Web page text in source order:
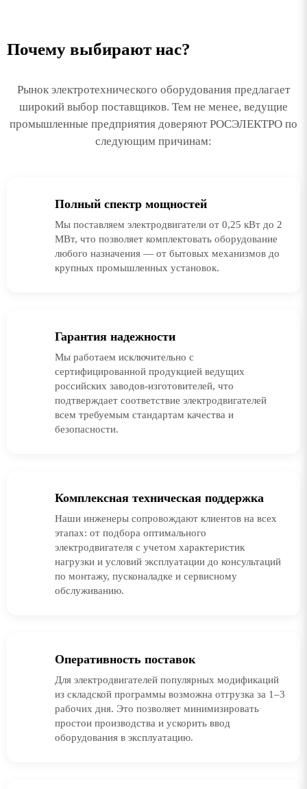
Почему выбирают нас?
Рынок электротехнического оборудования предлагает
широкий выбор поставщиков. Тем не менее, ведущие
промышленные предприятия доверяют РОСЭЛЕКТРО по
следующим причинам:
Полный спектр мощностей
Мы поставляем электродвигатели от 0,25 кВт до 2
МВт, что позволяет комплектовать оборудование
любого назначения — от бытовых механизмов до
крупных промышленных установок.
Гарантия надежности
Мы работаем исключительно с
сертифицированной продукцией ведущих
российских заводов-изготовителей, что
подтверждает соответствие электродвигателей
всем требуемым стандартам качества и
безопасности.
Комплексная техническая поддержка
Наши инженеры сопровождают клиентов на всех
этапах: от подбора оптимального
электродвигателя с учетом характеристик
нагрузки и условий эксплуатации до консультаций
по монтажу, пусконаладке и сервисному
обслуживанию.
Оперативность поставок
Для электродвигателей популярных модификаций
из складской программы возможна отгрузка за 1–3
рабочих дня. Это позволяет минимизировать
простои производства и ускорить ввод
оборудования в эксплуатацию.